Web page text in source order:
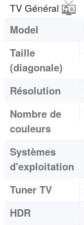
TV Général
Model
Taille
(diagonale)
Résolution
Nombre de
couleurs
Systèmes
d'exploitation
Tuner TV
HDR